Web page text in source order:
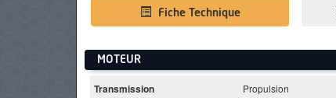
Fiche Technique
MOTEUR
Transmission Propulsion